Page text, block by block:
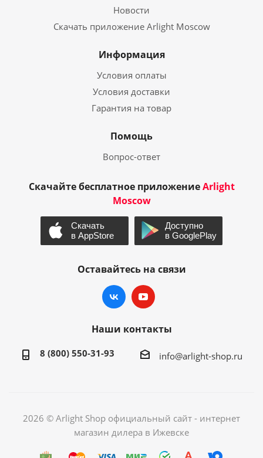
Новости
Скачать приложение Arlight Moscow
Информация
Условия оплаты
Условия доставки
Гарантия на товар
Помощь
Вопрос-ответ
Скачайте бесплатное приложениеArlight
Moscow
Оставайтесь на связи
Наши контакты
8 (800) 550-31-93 info@arlight-shop.ru
2026 © Arlight Shop официальный сайт - интернет
магазин дилера в Ижевске